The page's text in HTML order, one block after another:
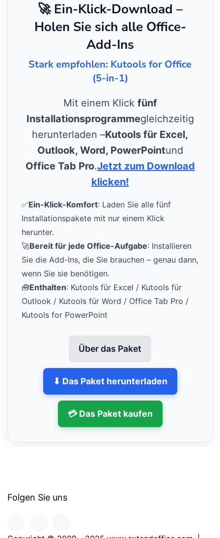
🚀 Ein-Klick-Download –
Holen Sie sich alle Office-
Add-Ins
Stark empfohlen: Kutools for Office
(5-in-1)
Mit einem Klick fünf
Installationsprogrammegleichzeitig
herunterladen –Kutools für Excel,
Outlook, Word, PowerPointund
Office Tab Pro.Jetzt zum Download
klicken!
✅Ein-Klick-Komfort: Laden Sie alle fünf
Installationspakete mit nur einem Klick
herunter.
🚀Bereit für jede Office-Aufgabe: Installieren
Sie die Add-Ins, die Sie brauchen – genau dann,
wenn Sie sie benötigen.
🧰Enthalten: Kutools für Excel / Kutools für
Outlook / Kutools für Word / Office Tab Pro /
Kutools for PowerPoint
Über das Paket
⬇ Das Paket herunterladen
💳 Das Paket kaufen
Folgen Sie uns